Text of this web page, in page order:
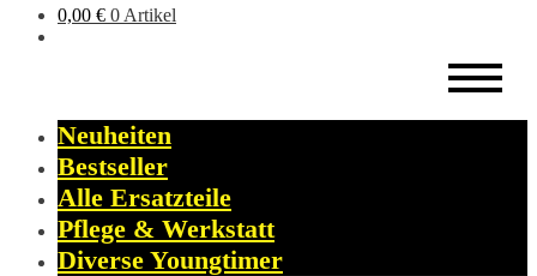
0,00 € 0 Artikel
Neuheiten
Bestseller
Alle Ersatzteile
Pflege & Werkstatt
Diverse Youngtimer